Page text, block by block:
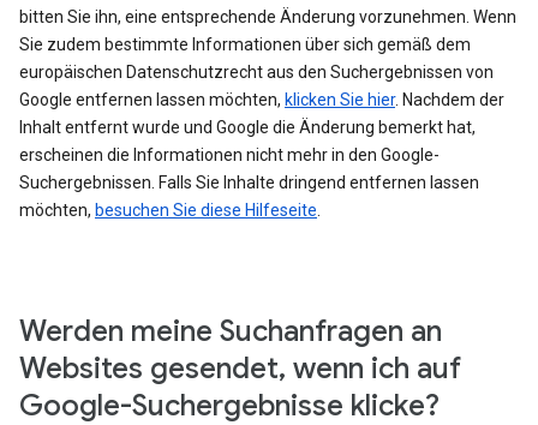
bitten Sie ihn, eine entsprechende Änderung vorzunehmen. Wenn
Sie zudem bestimmte Informationen über sich gemäß dem
europäischen Datenschutzrecht aus den Suchergebnissen von
Google entfernen lassen möchten, klicken Sie hier. Nachdem der
Inhalt entfernt wurde und Google die Änderung bemerkt hat,
erscheinen die Informationen nicht mehr in den Google-
Suchergebnissen. Falls Sie Inhalte dringend entfernen lassen
möchten, besuchen Sie diese Hilfeseite
Werden meine Suchanfragen an
Websites gesendet, wenn ich auf
Google-Suchergebnisse klicke?